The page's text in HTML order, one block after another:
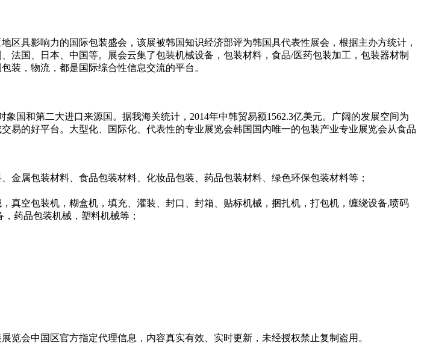
具影响力的国际包装盛会，该展被韩国知识经济部评为韩国具代表性展会，根据主办方统计，
法国、日本、中国等。展会云集了包装机械设备，包装材料，食品/医药包装加工，包装器材制
装，物流，都是国际综合性信息交流的平台。
国和第二大进口来源国。据我海关统计，2014年中韩贸易额1562.3亿美元。广阔的发展空间为
的好平台。大型化、国际化、代表性的专业展览会韩国国内唯一的包装产业专业展览会从食品
属包装材料、食品包装材料、化妆品包装、药品包装材料、绿色环保包装材料等；
空包装机，糊盒机，填充、灌装、封口、封箱、贴标机械，捆扎机，打包机，缠绕设备,喷码
药品包装机械，塑料机械等；
会中国区官方指定代理信息，内容真实有效、实时更新，未经授权禁止复制盗用。